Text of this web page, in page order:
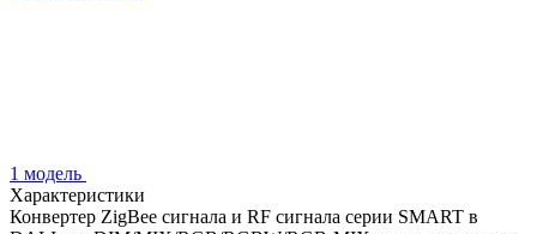
1 модель
Характеристики
Конвертер ZigBee сигнала и RF сигнала серии SMART в